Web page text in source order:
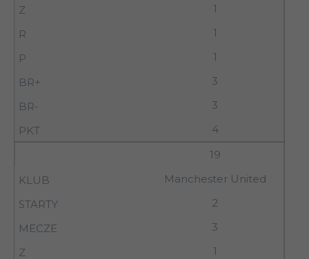
1
1
1
3
3
4
19
Manchester United
2
3
1